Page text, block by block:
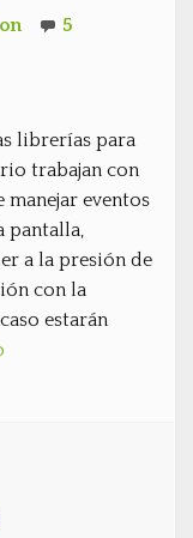
5
librerías para
trabajan con
eventos
pantalla,
a la presión de
con la
estarán